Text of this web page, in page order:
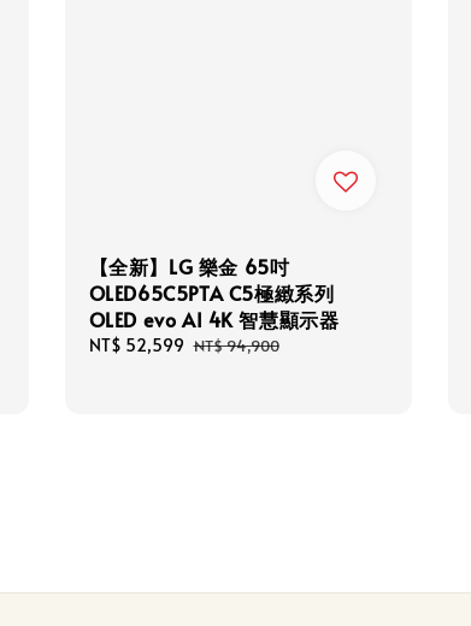
【全新】LG 樂金 65吋
OLED65C5PTA C5極緻系列
OLED evo AI 4K 智慧顯示器
Sale
NT$ 52,599 Regular
NT$ 94,900